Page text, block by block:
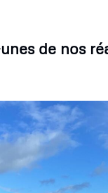
de nos